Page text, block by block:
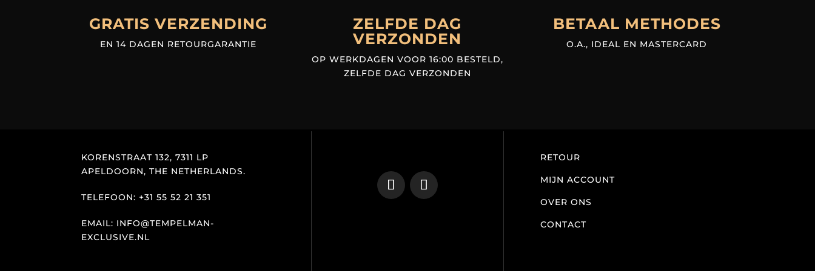
GRATIS VERZENDING
EN 14 DAGEN RETOURGARANTIE
ZELFDE DAG
VERZONDEN
OP WERKDAGEN VOOR 16:00 BESTELD,
ZELFDE DAG VERZONDEN
BETAAL METHODES
O.A., IDEAL EN MASTERCARD
KORENSTRAAT 132, 7311 LP
APELDOORN, THE NETHERLANDS.
TELEFOON: +31 55 52 21 351
EMAIL: INFO@TEMPELMAN-
EXCLUSIVE.NL
RETOUR
MIJN ACCOUNT
OVER ONS
CONTACT